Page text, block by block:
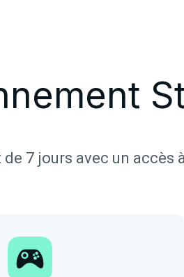
de 7 jours avec un